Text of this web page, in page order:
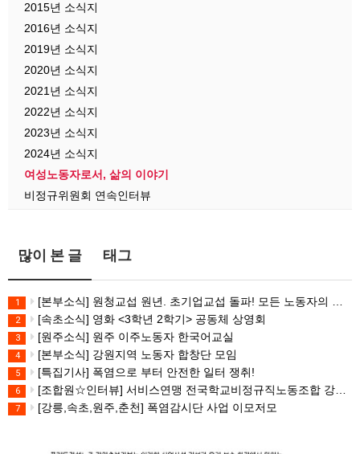
2015년 소식지
2016년 소식지
2019년 소식지
2020년 소식지
2021년 소식지
2022년 소식지
2023년 소식지
2024년 소식지
여성노동자로서, 삶의 이야기
비정규위원회 연속인터뷰
많이 본 글 태그
1 [본부소식] 원청교섭 원년. 초기업교섭 돌파! 모든 노동자의 노동기본권 쟁취! 민주노총 7.15 총파업대회
2 [속초소식] 영화 <3학년 2학기> 공동체 상영회
3 [원주소식] 원주 이주노동자 한국어교실
4 [본부소식] 강원지역 노동자 합창단 모임
5 [특집기사] 폭염으로 부터 안전한 일터 쟁취!
6 [조합원☆인터뷰] 서비스연맹 전국학교비정규직노동조합 강원지부 김유미 춘천지회장
7 [강릉,속초,원주,춘천] 폭염감시단 사업 이모저모